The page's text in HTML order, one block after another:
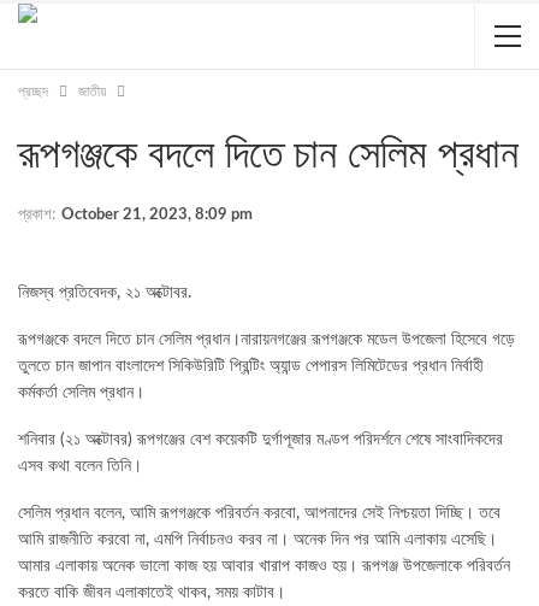
প্রচ্ছদ জাতীয়
রূপগঞ্জকে বদলে দিতে চান সেলিম প্রধান
প্রকাশ: October 21, 2023, 8:09 pm
নিজস্ব প্রতিবেদক, ২১ অক্টোবর.
রূপগঞ্জকে বদলে দিতে চান সেলিম প্রধান।নারায়নগঞ্জের রূপগঞ্জকে মডেল উপজেলা হিসেবে গড়ে
তুলতে চান জাপান বাংলাদেশ সিকিউরিটি প্রিন্টিং অ্যান্ড পেপারস লিমিটেডের প্রধান নির্বাহী
কর্মকর্তা সেলিম প্রধান।
শনিবার (২১ অক্টোবর) রূপগঞ্জের বেশ কয়েকটি দুর্গাপূজার মণ্ডপ পরিদর্শনে শেষে সাংবাদিকদের
এসব কথা বলেন তিনি।
সেলিম প্রধান বলেন, আমি রূপগঞ্জকে পরিবর্তন করবো, আপনাদের সেই নিশ্চয়তা দিচ্ছি। তবে
আমি রাজনীতি করবো না, এমপি নির্বাচনও করব না। অনেক দিন পর আমি এলাকায় এসেছি।
আমার এলাকায় অনেক ভালো কাজ হয় আবার খারাপ কাজও হয়। রূপগঞ্জ উপজেলাকে পরিবর্তন
করতে বাকি জীবন এলাকাতেই থাকব, সময় কাটাব।